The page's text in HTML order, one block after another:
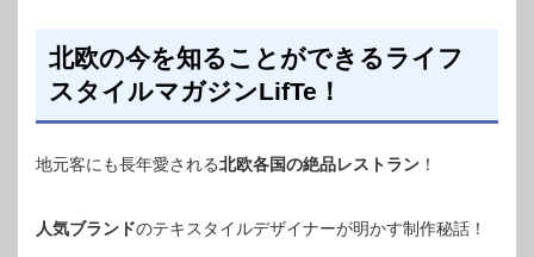
北欧の今を知ることができるライフ
スタイルマガジンLifTe！
地元客にも長年愛される北欧各国の絶品レストラン ！
人気ブランドのテキスタイルデザイナーが明かす制作秘話！